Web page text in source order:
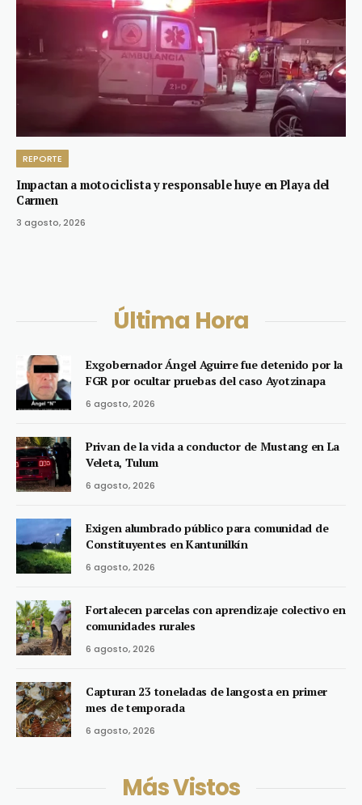
REPORTE
Impactan a motociclista y responsable huye en Playa del
Carmen
3 agosto, 2026
Última Hora
Exgobernador Ángel Aguirre fue detenido por la
FGR por ocultar pruebas del caso Ayotzinapa
6 agosto, 2026
Privan de la vida a conductor de Mustang en La
Veleta, Tulum
6 agosto, 2026
Exigen alumbrado público para comunidad de
Constituyentes en Kantunilkín
6 agosto, 2026
Fortalecen parcelas con aprendizaje colectivo en
comunidades rurales
6 agosto, 2026
Capturan 23 toneladas de langosta en primer
mes de temporada
6 agosto, 2026
Más Vistos